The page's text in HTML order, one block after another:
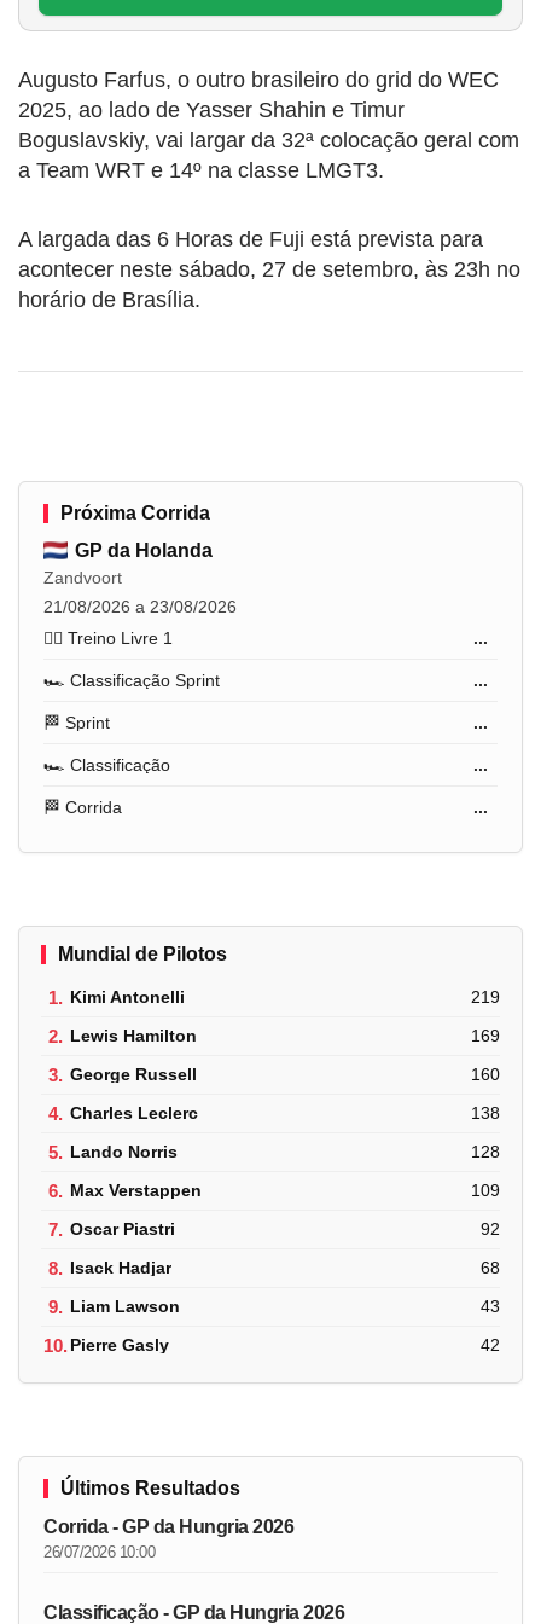
Augusto Farfus, o outro brasileiro do grid do WEC
2025, ao lado de Yasser Shahin e Timur
Boguslavskiy, vai largar da 32ª colocação geral com
a Team WRT e 14º na classe LMGT3.
A largada das 6 Horas de Fuji está prevista para
acontecer neste sábado, 27 de setembro, às 23h no
horário de Brasília.
Próxima Corrida
GP da Holanda
Zandvoort
21/08/2026 a 23/08/2026
🏋️‍♂️ Treino Livre 1
...
🏎️ Classificação Sprint ...
🏁 Sprint ...
🏎️ Classificação ...
🏁 Corrida ...
Mundial de Pilotos
1. Kimi Antonelli 219
2. Lewis Hamilton 169
3. George Russell 160
4. Charles Leclerc 138
5. Lando Norris 128
6. Max Verstappen 109
7. Oscar Piastri 92
8. Isack Hadjar 68
9. Liam Lawson 43
10.Pierre Gasly 42
Últimos Resultados
Corrida - GP da Hungria 2026
26/07/2026 10:00
Classificação - GP da Hungria 2026